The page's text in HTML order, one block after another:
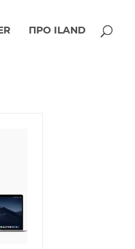
ПРО ILAND